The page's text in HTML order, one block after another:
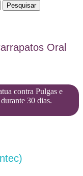
Oral
contra Pulgas e
30 dias.